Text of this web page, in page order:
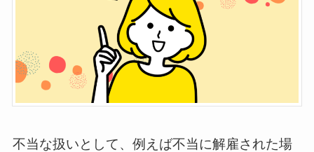
不当な扱いとして、例えば不当に解雇された場